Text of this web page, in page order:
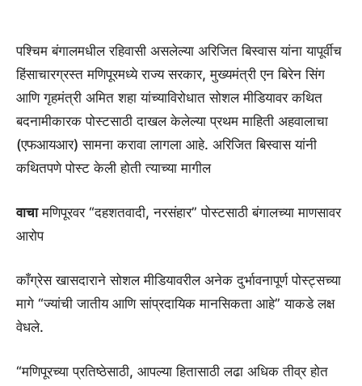
पश्चिम बंगालमधील रहिवासी असलेल्या अरिजित बिस्वास यांना यापूर्वीच
हिंसाचारग्रस्त मणिपूरमध्ये राज्य सरकार, मुख्यमंत्री एन बिरेन सिंग
आणि गृहमंत्री अमित शहा यांच्याविरोधात सोशल मीडियावर कथित
बदनामीकारक पोस्टसाठी दाखल केलेल्या प्रथम माहिती अहवालाचा
(एफआयआर) सामना करावा लागला आहे. अरिजित बिस्वास यांनी
कथितपणे पोस्ट केली होती त्याच्या मागील
वाचामणिपूरवर “दहशतवादी, नरसंहार” पोस्टसाठी बंगालच्या माणसावर
आरोप
काँग्रेस खासदाराने सोशल मीडियावरील अनेक दुर्भावनापूर्ण पोस्ट्सच्या
मागे “ज्यांची जातीय आणि सांप्रदायिक मानसिकता आहे” याकडे लक्ष
वेधले.
“मणिपूरच्या प्रतिष्ठेसाठी, आपल्या हितासाठी लढा अधिक तीव्र होत